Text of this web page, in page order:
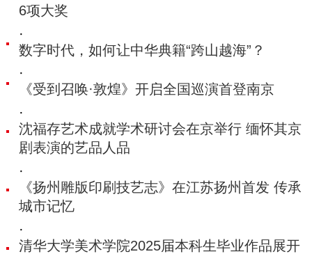
6项大奖
·
数字时代，如何让中华典籍“跨山越海”？
·
《受到召唤·敦煌》开启全国巡演首登南京
·
沈福存艺术成就学术研讨会在京举行 缅怀其京
剧表演的艺品人品
·
《扬州雕版印刷技艺志》在江苏扬州首发 传承
城市记忆
·
清华大学美术学院2025届本科生毕业作品展开